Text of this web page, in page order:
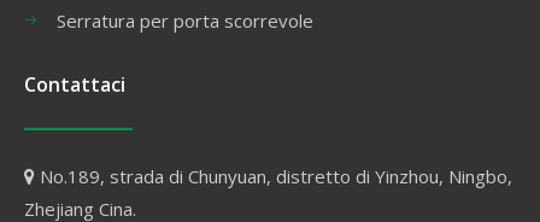
Serratura per porta scorrevole
Contattaci
 No.189, strada di Chunyuan, distretto di Yinzhou, Ningbo,
Zhejiang Cina.